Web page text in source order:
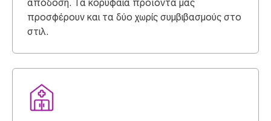
απόδοση. Τα κορυφαία προϊόντα μας
προσφέρουν και τα δύο χωρίς συμβιβασμούς στο
στιλ.